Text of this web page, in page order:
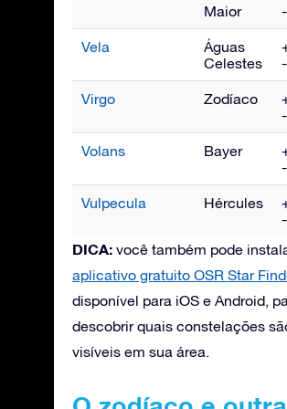
Maior
Vela
Águas
Celestes
Virgo Zodíaco
Volans Bayer
Vulpecula Hércules
DICA: você também pode
aplicativo gratuito OSR Star
disponível para iOS e Android,
descobrir quais constelações
visíveis em sua área.